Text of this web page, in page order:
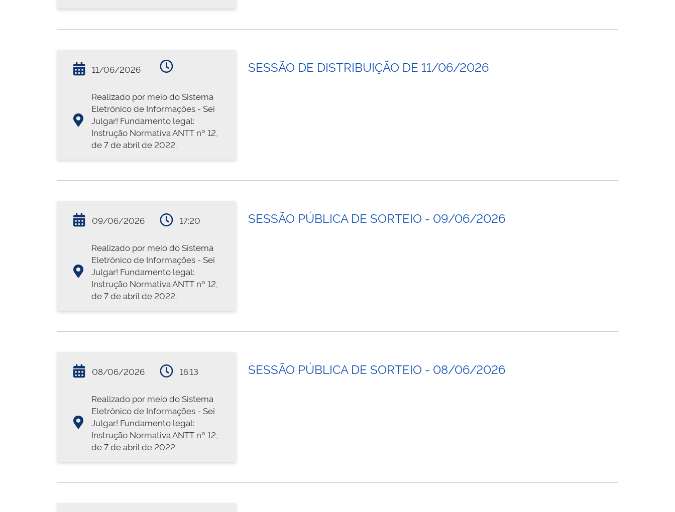
11/06/2026
Realizado por meio do Sistema
Eletrônico de Informações - Sei
Julgar! Fundamento legal:
Instrução Normativa ANTT nº 12,
de 7 de abril de 2022.
SESSÃO DE DISTRIBUIÇÃO DE 11/06/2026
09/06/2026 17:20
Realizado por meio do Sistema
Eletrônico de Informações - Sei
Julgar! Fundamento legal:
Instrução Normativa ANTT nº 12,
de 7 de abril de 2022.
SESSÃO PÚBLICA DE SORTEIO - 09/06/2026
08/06/2026 16:13
Realizado por meio do Sistema
Eletrônico de Informações - Sei
Julgar! Fundamento legal:
Instrução Normativa ANTT nº 12,
de 7 de abril de 2022
SESSÃO PÚBLICA DE SORTEIO - 08/06/2026